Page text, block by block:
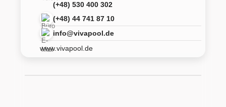
(+48) 530 400 302
(+48) 44 741 87 10
info@vivapool.de
www.vivapool.de